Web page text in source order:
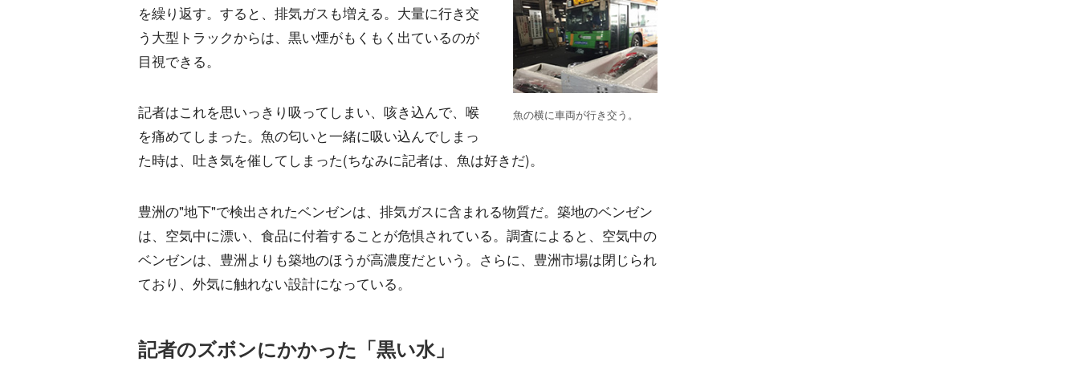
魚の横に車両が行き交う。
を繰り返す。すると、排気ガスも増える。大量に行き交
う大型トラックからは、黒い煙がもくもく出ているのが
目視できる。
記者はこれを思いっきり吸ってしまい、咳き込んで、喉
を痛めてしまった。魚の匂いと一緒に吸い込んでしまっ
た時は、吐き気を催してしまった(ちなみに記者は、魚は好きだ)。
豊洲の"地下"で検出されたベンゼンは、排気ガスに含まれる物質だ。築地のベンゼン
は、空気中に漂い、食品に付着することが危惧されている。調査によると、空気中の
ベンゼンは、豊洲よりも築地のほうが高濃度だという。さらに、豊洲市場は閉じられ
ており、外気に触れない設計になっている。
記者のズボンにかかった「黒い水」